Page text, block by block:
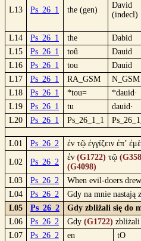
L13 Ps_26_1 the (gen)
David
(indecl)
L14 Ps_26_1 the Dabid
L15
Ps_26_1 toû Dauid
L16
Ps_26_1 tou Dauid
L17
Ps_26_1 RA_GSM N_GSM
L18
Ps_26_1 *tou= *dauid·
L19
Ps_26_1 tu dauid·
L20
Ps_26_1 Ps_26_1_1
L01 Ps_26_2 ἐν τῷ ἐγγίζειν ἐπ’
L02 Ps_26_2
ἐν (G1722) τῷ
(G4098)
L03
Ps_26_2
When evil-doers
L04
Ps_26_2
Gdy na mnie nastają
L05
Ps_26_2
Gdy zbliżali się do
L06
Ps_26_2 Gdy (G1722) zbliżali
L07
Ps_26_2 en tO